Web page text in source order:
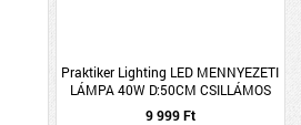
Praktiker Lighting LED MENNYEZETI
LÁMPA 40W D:50CM CSILLÁMOS
4450LM 3000K
9 999 Ft